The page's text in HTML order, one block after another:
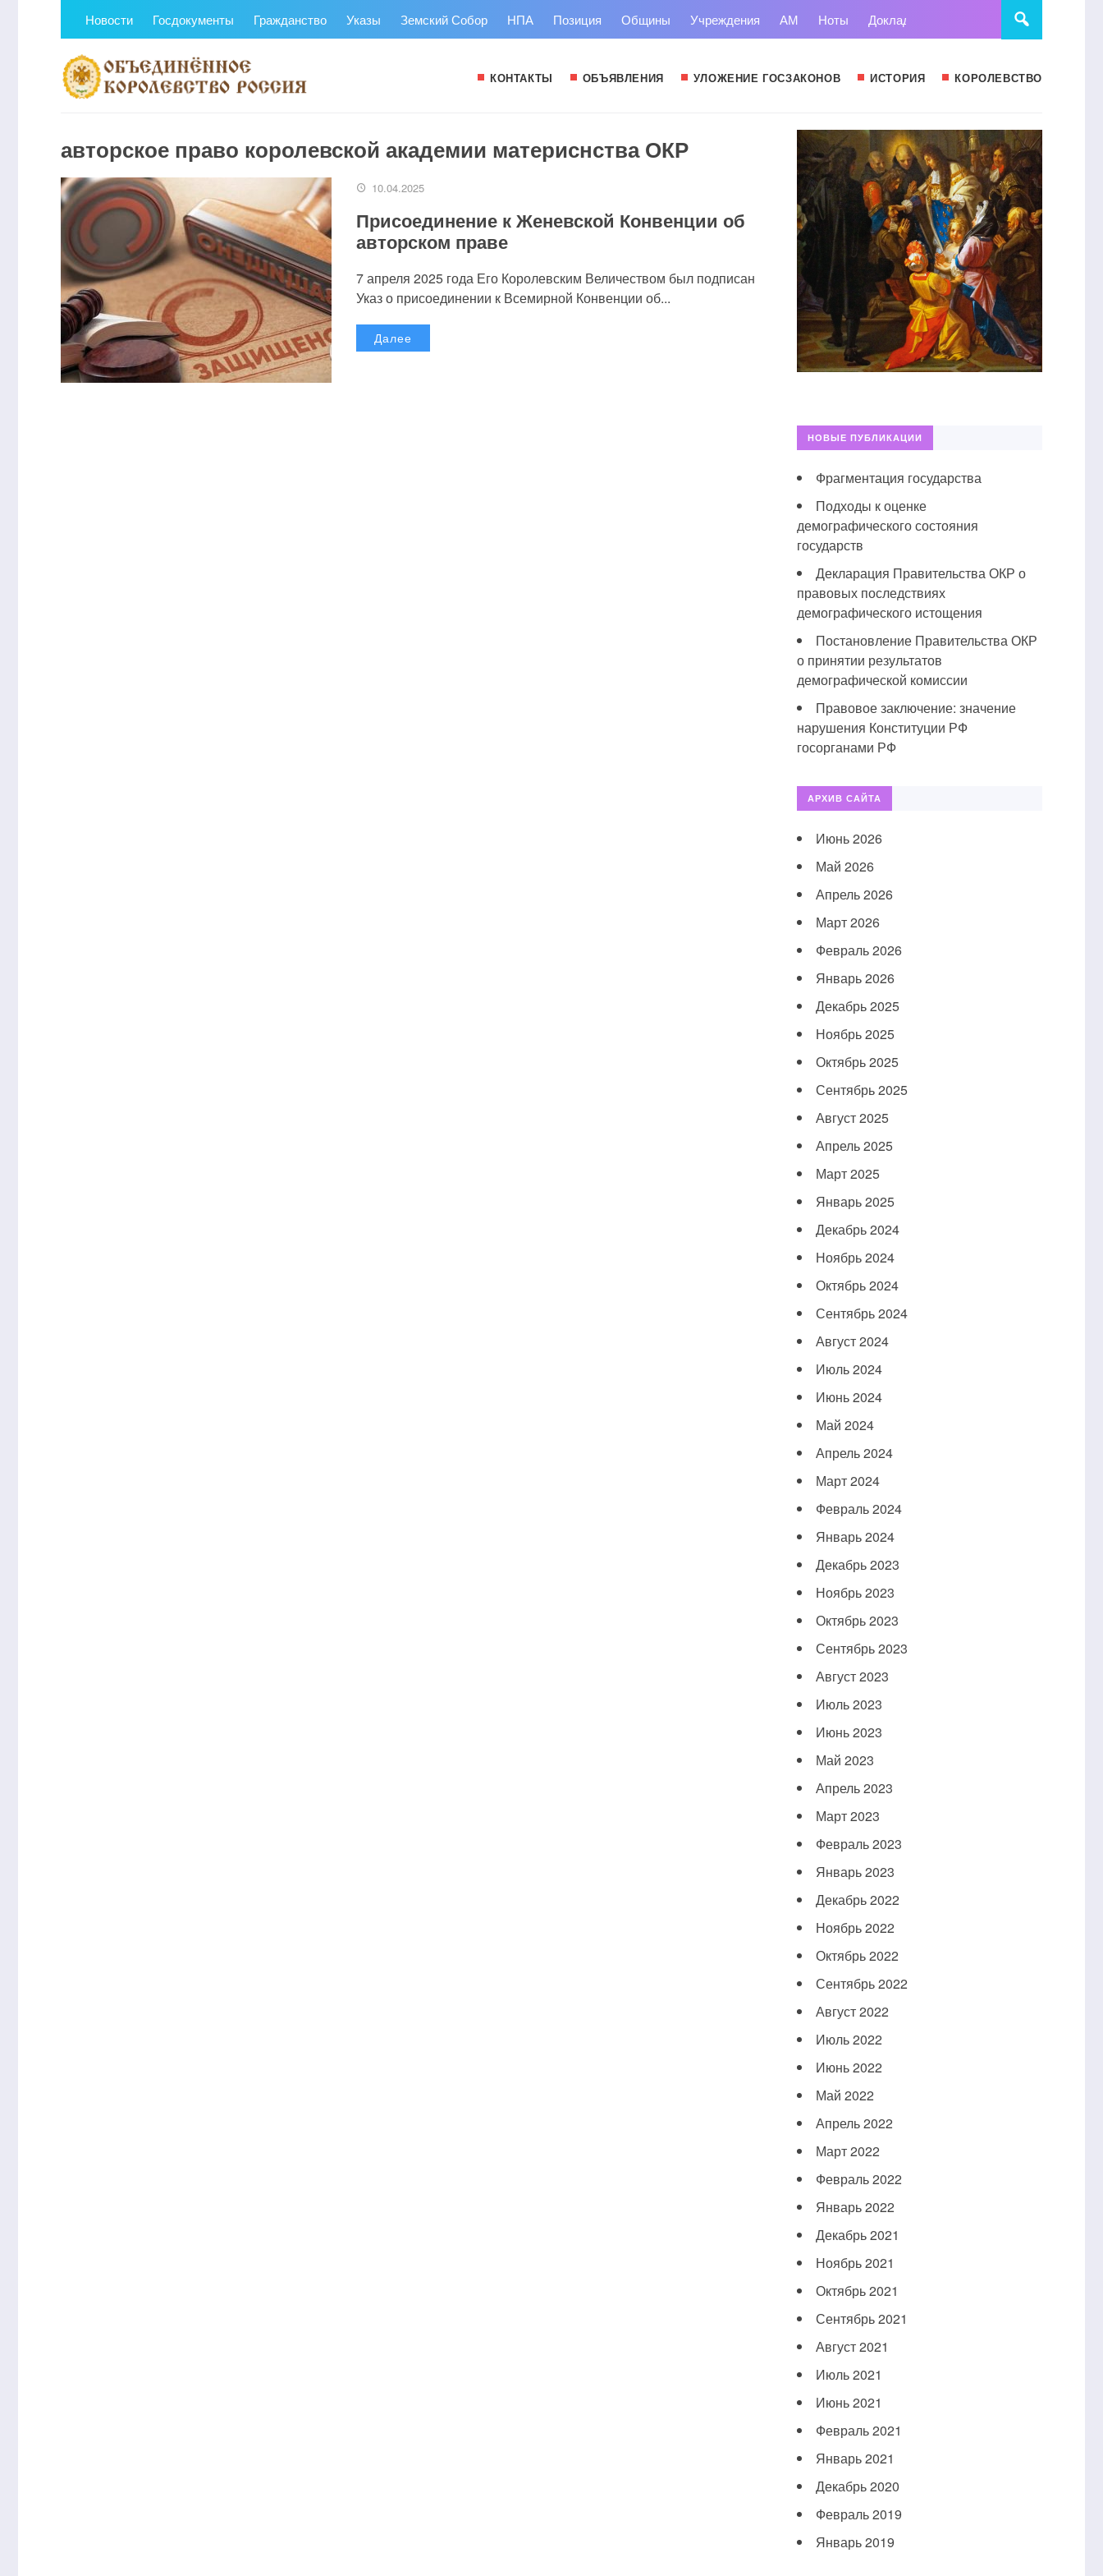
Новости Госдокументы Гражданство Указы Земский Собор НПА Позиция Общины Учреждения АМ Ноты Доклады Суд
КОНТАКТЫ ОБЪЯВЛЕНИЯ УЛОЖЕНИЕ ГОСЗАКОНОВ ИСТОРИЯ КОРОЛЕВСТВО
авторское право королевской академии материснства ОКР
10.04.2025
Присоединение к Женевской Конвенции об
авторском праве
7 апреля 2025 года Его Королевским Величеством был подписан
Указ о присоединении к Всемирной Конвенции об...
Далее
НОВЫЕ ПУБЛИКАЦИИ
Фрагментация государства
Подходы к оценке
демографического состояния
государств
Декларация Правительства ОКР о
правовых последствиях
демографического истощения
Постановление Правительства ОКР
о принятии результатов
демографической комиссии
Правовое заключение: значение
нарушения Конституции РФ
госорганами РФ
АРХИВ САЙТА
Июнь 2026
Май 2026
Апрель 2026
Март 2026
Февраль 2026
Январь 2026
Декабрь 2025
Ноябрь 2025
Октябрь 2025
Сентябрь 2025
Август 2025
Апрель 2025
Март 2025
Январь 2025
Декабрь 2024
Ноябрь 2024
Октябрь 2024
Сентябрь 2024
Август 2024
Июль 2024
Июнь 2024
Май 2024
Апрель 2024
Март 2024
Февраль 2024
Январь 2024
Декабрь 2023
Ноябрь 2023
Октябрь 2023
Сентябрь 2023
Август 2023
Июль 2023
Июнь 2023
Май 2023
Апрель 2023
Март 2023
Февраль 2023
Январь 2023
Декабрь 2022
Ноябрь 2022
Октябрь 2022
Сентябрь 2022
Август 2022
Июль 2022
Июнь 2022
Май 2022
Апрель 2022
Март 2022
Февраль 2022
Январь 2022
Декабрь 2021
Ноябрь 2021
Октябрь 2021
Сентябрь 2021
Август 2021
Июль 2021
Июнь 2021
Февраль 2021
Январь 2021
Декабрь 2020
Февраль 2019
Январь 2019